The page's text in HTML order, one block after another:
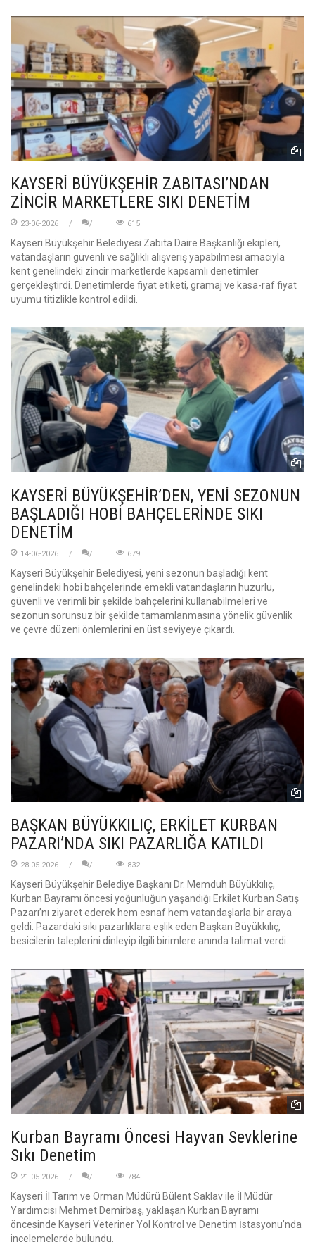
KAYSERİ BÜYÜKŞEHİR ZABITASI’NDAN
ZİNCİR MARKETLERE SIKI DENETİM
23-06-2026 615
Kayseri Büyükşehir Belediyesi Zabıta Daire Başkanlığı ekipleri,
vatandaşların güvenli ve sağlıklı alışveriş yapabilmesi amacıyla
kent genelindeki zincir marketlerde kapsamlı denetimler
gerçekleştirdi. Denetimlerde fiyat etiketi, gramaj ve kasa-raf fiyat
uyumu titizlikle kontrol edildi.
KAYSERİ BÜYÜKŞEHİR’DEN, YENİ SEZONUN
BAŞLADIĞI HOBİ BAHÇELERİNDE SIKI
DENETİM
14-06-2026 679
Kayseri Büyükşehir Belediyesi, yeni sezonun başladığı kent
genelindeki hobi bahçelerinde emekli vatandaşların huzurlu,
güvenli ve verimli bir şekilde bahçelerini kullanabilmeleri ve
sezonun sorunsuz bir şekilde tamamlanmasına yönelik güvenlik
ve çevre düzeni önlemlerini en üst seviyeye çıkardı.
BAŞKAN BÜYÜKKILIÇ, ERKİLET KURBAN
PAZARI’NDA SIKI PAZARLIĞA KATILDI
28-05-2026 832
Kayseri Büyükşehir Belediye Başkanı Dr. Memduh Büyükkılıç,
Kurban Bayramı öncesi yoğunluğun yaşandığı Erkilet Kurban Satış
Pazarı’nı ziyaret ederek hem esnaf hem vatandaşlarla bir araya
geldi. Pazardaki sıkı pazarlıklara eşlik eden Başkan Büyükkılıç,
besicilerin taleplerini dinleyip ilgili birimlere anında talimat verdi.
Kurban Bayramı Öncesi Hayvan Sevklerine
Sıkı Denetim
21-05-2026 784
Kayseri İl Tarım ve Orman Müdürü Bülent Saklav ile İl Müdür
Yardımcısı Mehmet Demirbaş, yaklaşan Kurban Bayramı
öncesinde Kayseri Veteriner Yol Kontrol ve Denetim İstasyonu’nda
incelemelerde bulundu.